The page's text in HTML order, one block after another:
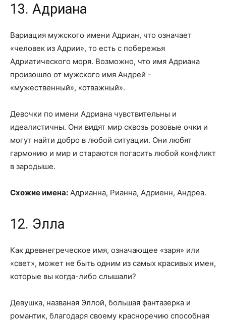
13. Адриана
Вариация мужского имени Адриан, что означает
«человек из Адрии», то есть с побережья
Адриатического моря. Возможно, что имя Адриана
произошло от мужского имя Андрей -
«мужественный», «отважный».
Девочки по имени Адриана чувствительны и
идеалистичны. Они видят мир сквозь розовые очки и
могут найти добро в любой ситуации. Они любят
гармонию и мир и стараются погасить любой конфликт
в зародыше.
Схожие имена: Адрианна, Рианна, Адриенн, Андреа.
12. Элла
Как древнегреческое имя, означающее «заря» или
«свет», может не быть одним из самых красивых имен,
которые вы когда-либо слышали?
Девушка, названая Эллой, большая фантазерка и
романтик, благодаря своему красноречию способная